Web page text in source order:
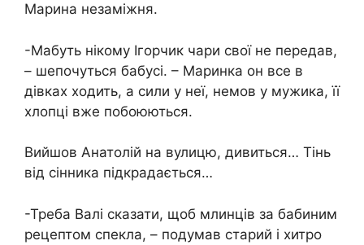
Марина незаміжня.
-Мабуть нікому Ігорчик чари свої не передав,
– шепочуться бабусі. – Маринка он все в
дівках ходить, а сили у неї, немов у мужика, її
хлопці вже побоюються.
Вийшов Анатолій на вулицю, дивиться… Тінь
від сінника підкрадається…
-Треба Валі сказати, щоб млинців за бабиним
рецептом спекла, – подумав старий і хитро